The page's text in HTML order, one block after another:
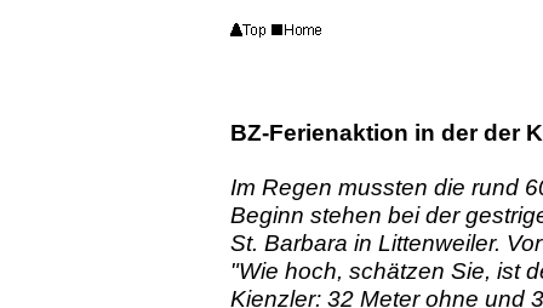
BZ-Ferienaktion in der der
Im Regen mussten die rund
Beginn stehen bei der
St. Barbara in Littenweiler.
"Wie hoch, schätzen Sie, ist
Kienzler: 32 Meter ohne und